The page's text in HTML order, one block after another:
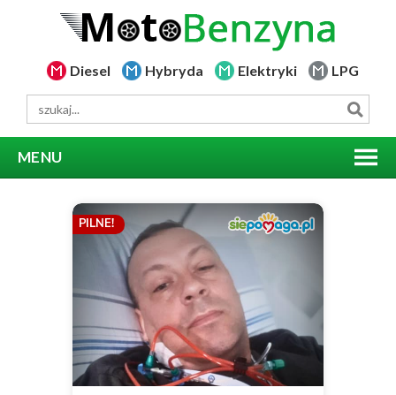
Diesel Hybryda Elektryki LPG
MENU